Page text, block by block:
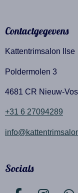
Contactgegevens
Kattentrimsalon Ilse
Poldermolen 3
4681 CR Nieuw-
+31 6 27094289
Socials